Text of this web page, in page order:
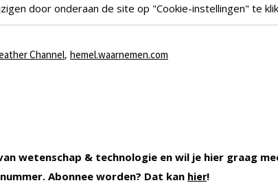
door onderaan de site op "Cookie-instellingen" te
Channel, hemel.waarnemen.com
wetenschap & technologie en wil je hier graag
Abonnee worden? Dat kan hier!